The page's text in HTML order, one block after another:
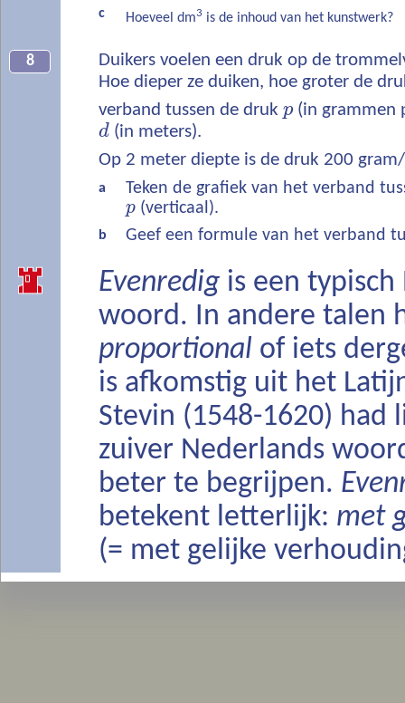
c Hoeveel dm3 is de inhoud van het kunstwerk?
8
Duikers voelen een druk op de
Hoe dieper ze duiken, hoe groter de
verband tussen de druk p(in grammen
d (in meters).
Op 2 meter diepte is de druk 200
a
Teken de grafiek van het verband
p (verticaal).
b Geef een formule van het verband
Evenredig is een
woord. In andere talen
proportional of iets
is afkomstig uit het
Stevin (1548-1620) had
zuiver Nederlands
beter te begrijpen.
betekent letterlijk: met
(= met gelijke